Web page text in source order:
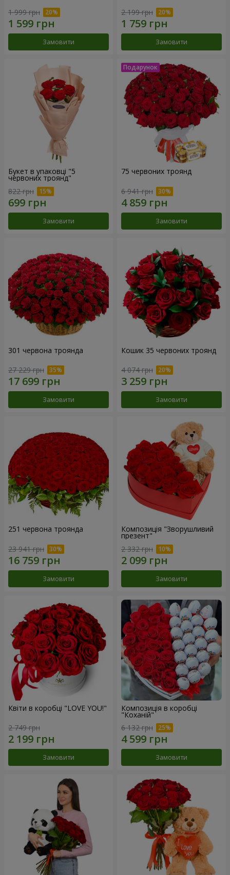
1 999 грн
Замовити
2 199 грн
Замовити
Букет в упаковці "5
червоних троянд"
822 грн
Замовити
75 червоних троянд
6 941 грн
Замовити
301 червона троянда
27 229 грн
Замовити
Кошик 35 червоних троянд
4 074 грн
Замовити
251 червона троянда
23 941 грн
Замовити
Композиція "Зворушливий
презент"
2 332 грн
Замовити
Квіти в коробці "LOVE YOU!"
2 749 грн
Замовити
Композиція в коробці
"Коханій"
6 132 грн
Замовити